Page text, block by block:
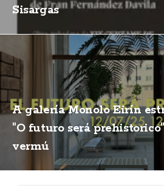
Sisargas
A galería Monolo Eirín
"O futuro será
vermú